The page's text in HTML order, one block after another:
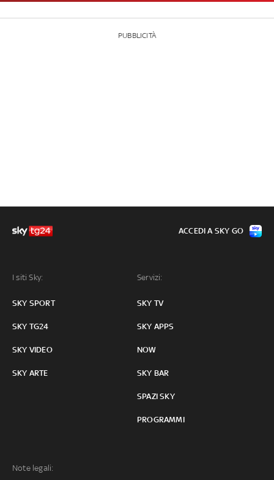
PUBBLICITÀ
I siti Sky:
SKY SPORT
SKY TG24
SKY VIDEO
SKY ARTE
Servizi:
SKY TV
SKY APPS
NOW
SKY BAR
SPAZI SKY
PROGRAMMI
Note legali:
ACCEDI A SKY GO